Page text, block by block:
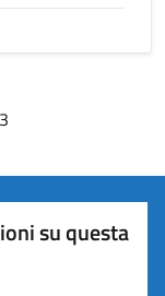
su questa